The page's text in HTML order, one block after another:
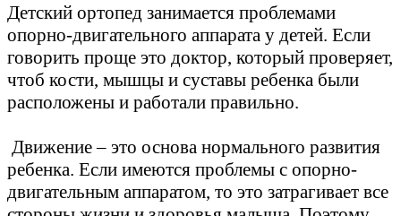
Детский ортопед занимается проблемами
опорно-двигательного аппарата у детей. Если
говорить проще это доктор, который проверяет,
чтоб кости, мышцы и суставы ребенка были
расположены и работали правильно.
Движение – это основа нормального развития
ребенка. Если имеются проблемы с опорно-
двигательным аппаратом, то это затрагивает все